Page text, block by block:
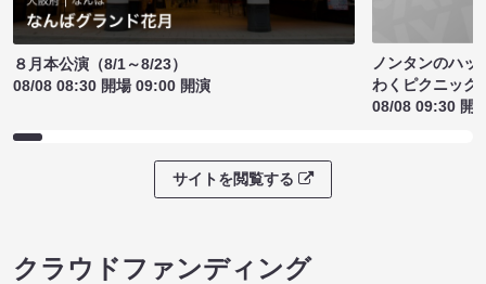
８月本公演（8/1～8/23）
08/08 08:30 開場 09:00 開演
ノンタンのハッ
わくピクニック
08/08 09:30 開
サイトを閲覧する
クラウドファンディング